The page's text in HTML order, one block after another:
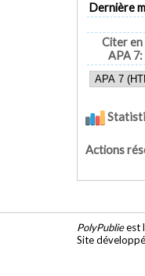
Dernière
Citer en
APA 7:
Actions
PolyPublieest
Site